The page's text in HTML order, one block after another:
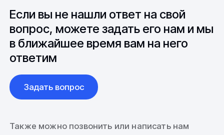
спецстали уточняйте в отделе продаж по телефону:
8 (800) 775-92-49 или электронной почте: klgd@fe-
rus.ru.
Вся продукция компании выполнена согласно
стандартам (ГОСТ) и техническим условиям (ТУ).
ООО Ферус, г.Калининград.
вопросы связанные с документацией и
международной логистикой.
Если вы не нашли ответ на свой
вопрос, можете задать его нам и мы
в ближайшее время вам на него
ответим
Задать вопрос
Также можно позвонить или написать нам